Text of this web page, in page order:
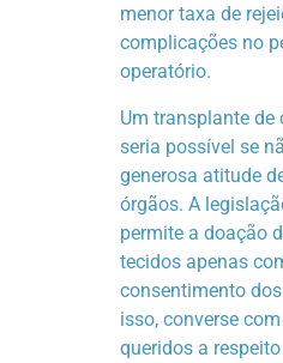
menor taxa de
complicações no
operatório.
Um transplante de
seria possível se
generosa atitude
órgãos. A
permite a doação
tecidos apenas
consentimento
isso, converse
queridos a